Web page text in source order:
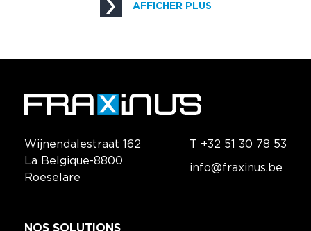
AFFICHER PLUS
Wijnendalestraat 162
La Belgique-8800
Roeselare
T +32 51 30 78 53
info@fraxinus.be
NOS SOLUTIONS